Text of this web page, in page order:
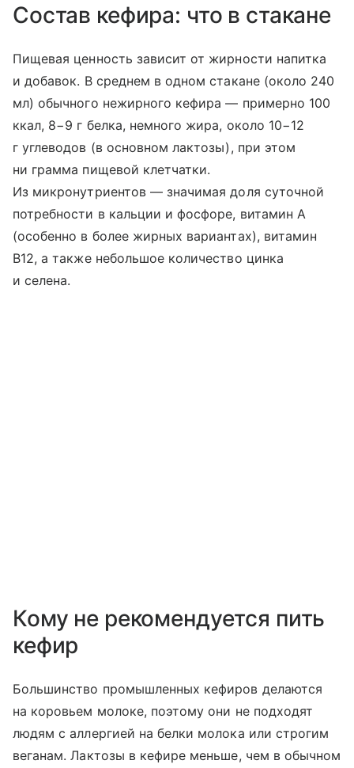
Состав кефира: что в стакане
Пищевая ценность зависит от жирности напитка
и добавок. В среднем в одном стакане (около 240
мл) обычного нежирного кефира — примерно 100
ккал, 8−9 г белка, немного жира, около 10−12
г углеводов (в основном лактозы), при этом
ни грамма пищевой клетчатки.
Из микронутриентов — значимая доля суточной
потребности в кальции и фосфоре, витамин A
(особенно в более жирных вариантах), витамин
B12, а также небольшое количество цинка
и селена.
Кому не рекомендуется пить
кефир
Большинство промышленных кефиров делаются
на коровьем молоке, поэтому они не подходят
людям с аллергией на белки молока или строгим
веганам. Лактозы в кефире меньше, чем в обычном